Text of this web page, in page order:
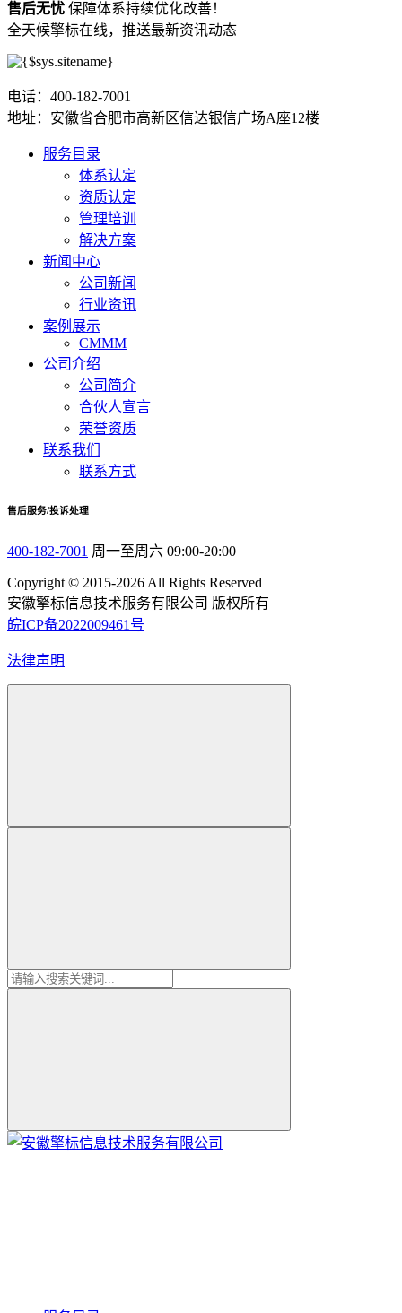
售后无忧 保障体系持续优化改善！
全天候擎标在线，推送最新资讯动态
电话：400-182-7001
地址：安徽省合肥市高新区信达银信广场A座12楼
服务目录
体系认定
资质认定
管理培训
解决方案
新闻中心
公司新闻
行业资讯
案例展示
CMMM
公司介绍
公司简介
合伙人宣言
荣誉资质
联系我们
联系方式
售后服务/投诉处理
400-182-7001 周一至周六 09:00-20:00
Copyright © 2015-2026 All Rights Reserved
安徽擎标信息技术服务有限公司 版权所有
皖ICP备2022009461号
法律声明